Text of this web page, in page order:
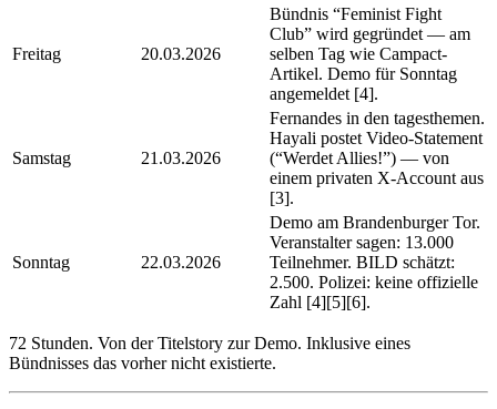
Freitag 20.03.2026
Bündnis “Feminist Fight
Club” wird gegründet — am
selben Tag wie Campact-
Artikel. Demo für Sonntag
angemeldet [4].
Samstag 21.03.2026
Fernandes in den tagesthemen.
Hayali postet Video-Statement
(“Werdet Allies!”) — von
einem privaten X-Account aus
[3].
Sonntag 22.03.2026
Demo am Brandenburger Tor.
Veranstalter sagen: 13.000
Teilnehmer. BILD schätzt:
2.500. Polizei: keine offizielle
Zahl [4][5][6].
72 Stunden. Von der Titelstory zur Demo. Inklusive eines
Bündnisses das vorher nicht existierte.